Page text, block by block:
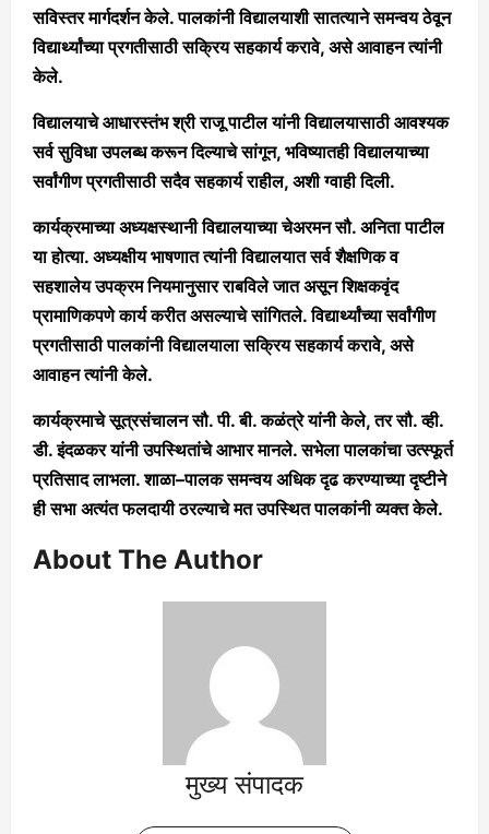
सविस्तर मार्गदर्शन केले. पालकांनी विद्यालयाशी सातत्याने समन्वय ठेवून
विद्यार्थ्यांच्या प्रगतीसाठी सक्रिय सहकार्य करावे, असे आवाहन त्यांनी
केले.
विद्यालयाचे आधारस्तंभ श्री राजू पाटील यांनी विद्यालयासाठी आवश्यक
सर्व सुविधा उपलब्ध करून दिल्याचे सांगून, भविष्यातही विद्यालयाच्या
सर्वांगीण प्रगतीसाठी सदैव सहकार्य राहील, अशी ग्वाही दिली.
कार्यक्रमाच्या अध्यक्षस्थानी विद्यालयाच्या चेअरमन सौ. अनिता पाटील
या होत्या. अध्यक्षीय भाषणात त्यांनी विद्यालयात सर्व शैक्षणिक व
सहशालेय उपक्रम नियमानुसार राबविले जात असून शिक्षकवृंद
प्रामाणिकपणे कार्य करीत असल्याचे सांगितले. विद्यार्थ्यांच्या सर्वांगीण
प्रगतीसाठी पालकांनी विद्यालयाला सक्रिय सहकार्य करावे, असे
आवाहन त्यांनी केले.
कार्यक्रमाचे सूत्रसंचालन सौ. पी. बी. कळंत्रे यांनी केले, तर सौ. व्ही.
डी. इंदळकर यांनी उपस्थितांचे आभार मानले. सभेला पालकांचा उत्स्फूर्त
प्रतिसाद लाभला. शाळा–पालक समन्वय अधिक दृढ करण्याच्या दृष्टीने
ही सभा अत्यंत फलदायी ठरल्याचे मत उपस्थित पालकांनी व्यक्त केले.
About The Author
मुख्य संपादक